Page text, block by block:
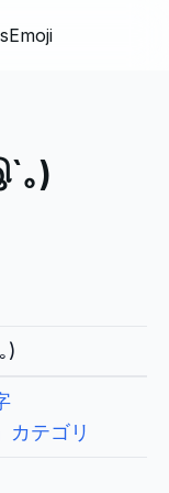
Emoji
｡)
)
カテゴリ